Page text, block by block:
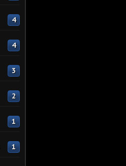
4
4
3
2
1
1